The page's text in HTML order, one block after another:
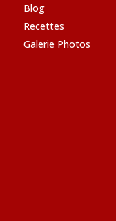
Blog
Recettes
Galerie Photos